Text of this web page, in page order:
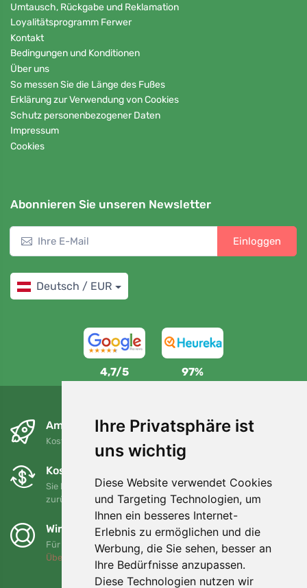
Ihre Privatsphäre ist
uns wichtig
Diese Website verwendet Cookies
und Targeting Technologien, um
Ihnen ein besseres Internet-
Erlebnis zu ermöglichen und die
Werbung, die Sie sehen, besser an
Ihre Bedürfnisse anzupassen.
Diese Technologien nutzen wir
Umtausch, Rückgabe und Reklamation
Loyalitätsprogramm Ferwer
Kontakt
Bedingungen und Konditionen
Über uns
So messen Sie die Länge des Fußes
Erklärung zur Verwendung von Cookies
Schutz personenbezogener Daten
Impressum
Cookies
Abonnieren Sie unseren Newsletter
Einloggen
Deutsch / EUR
4,7/5 97%
Am nächsten Tag und kostenlos
Kostenloser Versand für Bestellungen über 80 EUR
Kostenloser Umtausch und Rückgabe
Sie können Ihre Bestellung jederzeit innerhalb von 90 Tagen
zurückgeben oder umtauschen.
Wir unterstützen Trees.org
Für jede Bestellung pflanzen wir einen Baum! Mehr lesen
Über uns